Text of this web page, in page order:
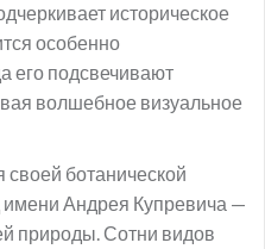
историческое
особенно
его подсвечивают
волшебное визуальное
своей ботанической
Андрея Купревича —
природы. Сотни видов